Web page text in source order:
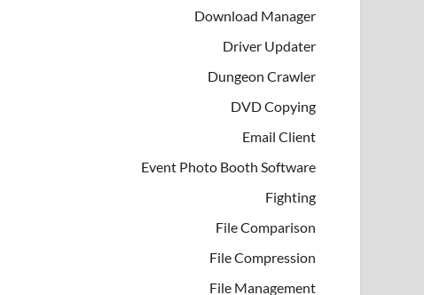
Download Manager
Driver Updater
Dungeon Crawler
DVD Copying
Email Client
Event Photo Booth Software
Fighting
File Comparison
File Compression
File Management